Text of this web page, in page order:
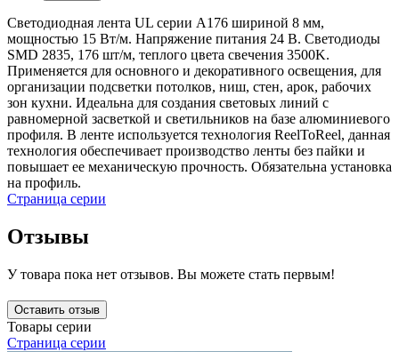
Светодиодная лента UL серии A176 шириной 8 мм,
мощностью 15 Вт/м. Напряжение питания 24 В. Светодиоды
SMD 2835, 176 шт/м, теплого цвета свечения 3500K.
Применяется для основного и декоративного освещения, для
организации подсветки потолков, ниш, стен, арок, рабочих
зон кухни. Идеальна для создания световых линий с
равномерной засветкой и светильников на базе алюминиевого
профиля. В ленте используется технология ReelToReel, данная
технология обеспечивает производство ленты без пайки и
повышает ее механическую прочность. Обязательна установка
на профиль.
Страница серии
Отзывы
У товара пока нет отзывов. Вы можете стать первым!
Оставить отзыв
Товары серии
Страница серии